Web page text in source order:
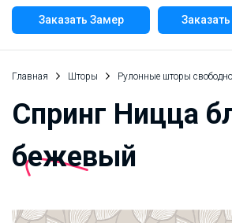
Заказать Замер
Главная Шторы Рулонные шторы
Спринг Ницца
бежевый